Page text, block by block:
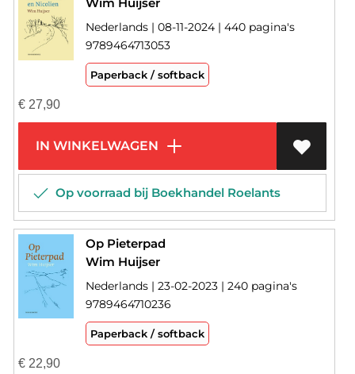
Nederlands | 08-11-2024 | 440 pagina's
9789464713053
Paperback / softback
€27,90
IN WINKELWAGEN
Op voorraad bij Boekhandel Roelants
Op Pieterpad
Wim Huijser
Nederlands | 23-02-2023 | 240 pagina's
9789464710236
Paperback / softback
€22,90